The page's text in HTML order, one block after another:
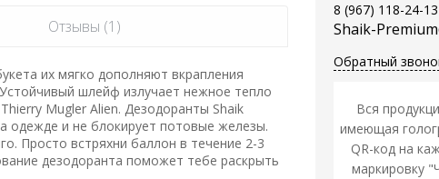
8 (967) 118-24-13
Shaik-
Обратный
Вся
имеющая
QR-код на
маркировку
Отзывы (1)
их мягко дополняют вкрапления
шлейф излучает нежное тепло
Mugler Alien. Дезодоранты Shaik
одежде и не блокирует потовые железы.
Просто встряхни баллон в течение 2-3
дезодоранта поможет тебе раскрыть